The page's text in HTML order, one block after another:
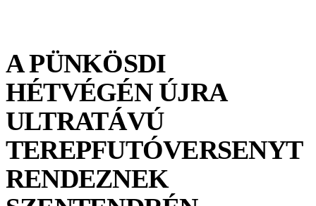
A PÜNKÖSDI
HÉTVÉGÉN ÚJRA
ULTRATÁVÚ
TEREPFUTÓVERSENYT
RENDEZNEK